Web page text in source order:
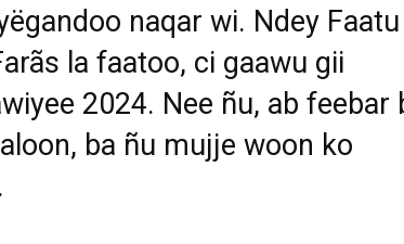
naqar wi. Ndey Faatu
la faatoo, ci gaawu gii
2024. Nee ñu, ab feebar
ba ñu mujje woon ko